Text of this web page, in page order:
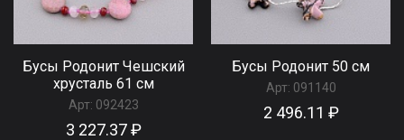
Бусы Родонит Чешский
хрусталь 61 см
Арт: 092423
3 227.37 ₽
Бусы Родонит 50 см
Арт: 091140
2 496.11 ₽